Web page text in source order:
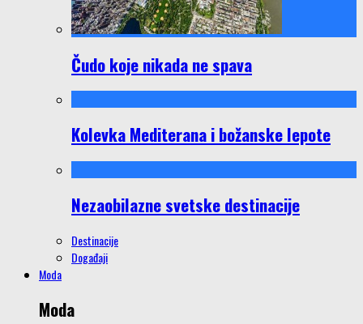
Čudo koje nikada ne spava
Kolevka Mediterana i božanske lepote
Nezaobilazne svetske destinacije
Destinacije
Događaji
Moda
Moda